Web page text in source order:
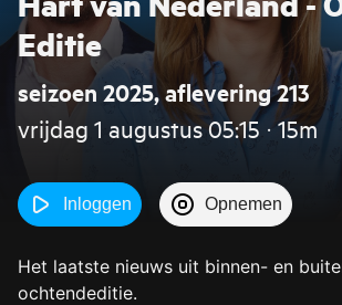
Hart van Nederland -
Editie
seizoen 2025, aflevering 213
vrijdag 1 augustus 05:15 ‧ 15m
Inloggen Opnemen
Het laatste nieuws uit binnen- en
ochtendeditie.